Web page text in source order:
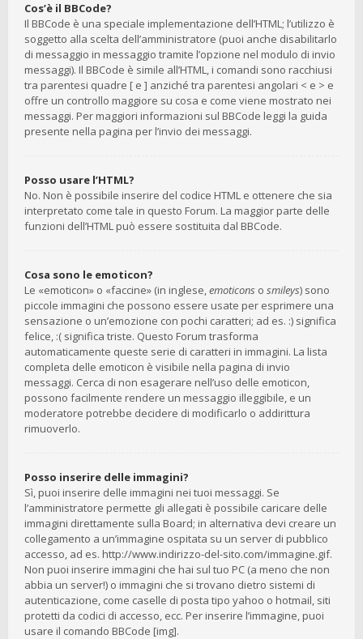
Cos’è il BBCode?
Il BBCode è una speciale implementazione dell’HTML; l’utilizzo è
soggetto alla scelta dell’amministratore (puoi anche disabilitarlo
di messaggio in messaggio tramite l’opzione nel modulo di invio
messaggi). Il BBCode è simile all’HTML, i comandi sono racchiusi
tra parentesi quadre [ e ] anziché tra parentesi angolari < e > e
offre un controllo maggiore su cosa e come viene mostrato nei
messaggi. Per maggiori informazioni sul BBCode leggi la guida
presente nella pagina per l’invio dei messaggi.
Posso usare l’HTML?
No. Non è possibile inserire del codice HTML e ottenere che sia
interpretato come tale in questo Forum. La maggior parte delle
funzioni dell’HTML può essere sostituita dal BBCode.
Cosa sono le emoticon?
Le «emoticon» o «faccine» (in inglese,emoticons o smileys) sono
piccole immagini che possono essere usate per esprimere una
sensazione o un’emozione con pochi caratteri; ad es. :) significa
felice, :( significa triste. Questo Forum trasforma
automaticamente queste serie di caratteri in immagini. La lista
completa delle emoticon è visibile nella pagina di invio
messaggi. Cerca di non esagerare nell’uso delle emoticon,
possono facilmente rendere un messaggio illeggibile, e un
moderatore potrebbe decidere di modificarlo o addirittura
rimuoverlo.
Posso inserire delle immagini?
Sì, puoi inserire delle immagini nei tuoi messaggi. Se
l’amministratore permette gli allegati è possibile caricare delle
immagini direttamente sulla Board; in alternativa devi creare un
collegamento a un’immagine ospitata su un server di pubblico
accesso, ad es. http://www.indirizzo-del-sito.com/immagine.gif.
Non puoi inserire immagini che hai sul tuo PC (a meno che non
abbia un server!) o immagini che si trovano dietro sistemi di
autenticazione, come caselle di posta tipo yahoo o hotmail, siti
protetti da codici di accesso, ecc. Per inserire l’immagine, puoi
usare il comando BBCode [img].